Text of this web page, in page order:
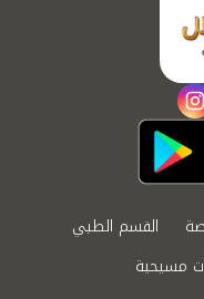
instagram
القسم الطبي
مسيحية